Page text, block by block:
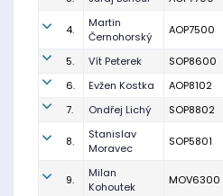
4.
Martin
Černohorský
AOP7500
5. Vít Peterek SOP8600
6.
Evžen Kostka AOP8102
7.
Ondřej Lichý SOP8802
8.
Stanislav
Moravec
SOP5801
9.
Milan
Kohoutek
MOV6300